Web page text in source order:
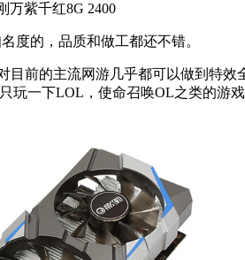
万紫千红8G 2400
度的，品质和做工都还不错。
前的主流网游几乎都可以做到特效
一下LOL，使命召唤OL之类的游